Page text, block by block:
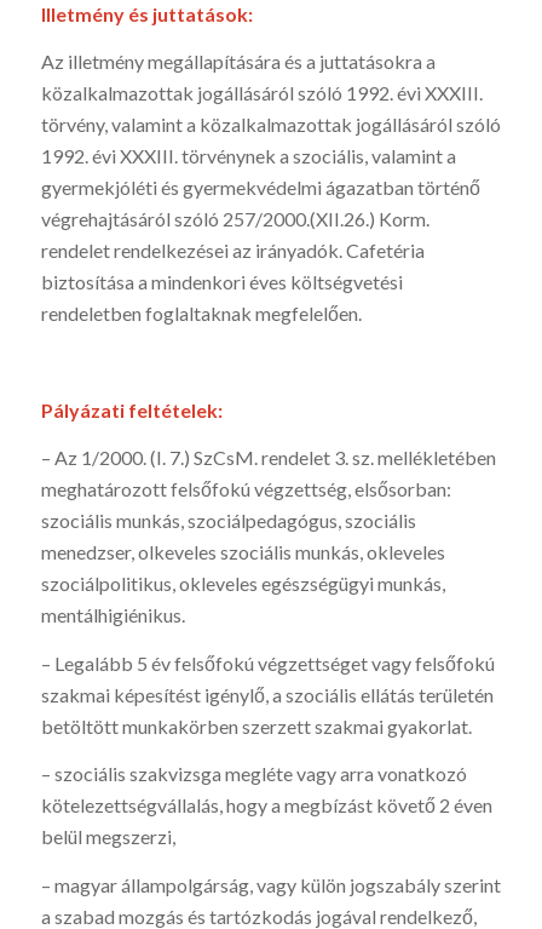
Illetmény és juttatások:
Az illetmény megállapítására és a juttatásokra a
közalkalmazottak jogállásáról szóló 1992. évi XXXIII.
törvény, valamint a közalkalmazottak jogállásáról szóló
1992. évi XXXIII. törvénynek a szociális, valamint a
gyermekjóléti és gyermekvédelmi ágazatban történő
végrehajtásáról szóló 257/2000.(XII.26.) Korm.
rendelet rendelkezései az irányadók. Cafetéria
biztosítása a mindenkori éves költségvetési
rendeletben foglaltaknak megfelelően.
Pályázati feltételek:
– Az 1/2000. (I. 7.) SzCsM. rendelet 3. sz. mellékletében
meghatározott felsőfokú végzettség, elsősorban:
szociális munkás, szociálpedagógus, szociális
menedzser, olkeveles szociális munkás, okleveles
szociálpolitikus, okleveles egészségügyi munkás,
mentálhigiénikus.
– Legalább 5 év felsőfokú végzettséget vagy felsőfokú
szakmai képesítést igénylő, a szociális ellátás területén
betöltött munkakörben szerzett szakmai gyakorlat.
– szociális szakvizsga megléte vagy arra vonatkozó
kötelezettségvállalás, hogy a megbízást követő 2 éven
belül megszerzi,
– magyar állampolgárság, vagy külön jogszabály szerint
a szabad mozgás és tartózkodás jogával rendelkező,